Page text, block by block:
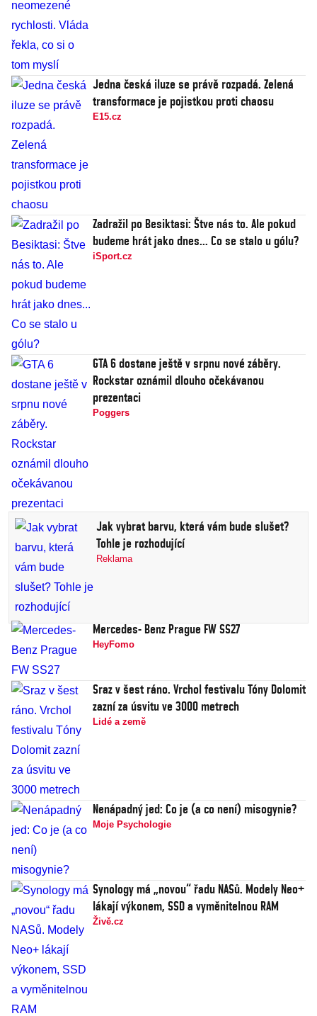
Jedna česká iluze se právě rozpadá. Zelená
transformace je pojistkou proti chaosu
E15.cz
Zadražil po Besiktasi: Štve nás to. Ale pokud
budeme hrát jako dnes... Co se stalo u gólu?
iSport.cz
GTA 6 dostane ještě v srpnu nové záběry.
Rockstar oznámil dlouho očekávanou
prezentaci
Poggers
Jak vybrat barvu, která vám bude slušet?
Tohle je rozhodující
Reklama
Mercedes- Benz Prague FW SS27
HeyFomo
Sraz v šest ráno. Vrchol festivalu Tóny Dolomit
zazní za úsvitu ve 3000 metrech
Lidé a země
Nenápadný jed: Co je (a co není) misogynie?
Moje Psychologie
Synology má „novou“ řadu NASů. Modely Neo+
lákají výkonem, SSD a vyměnitelnou RAM
Živě.cz